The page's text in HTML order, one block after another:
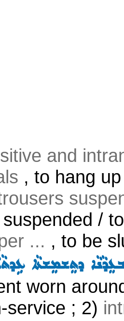
and
, to hang
suspended /
... , to be
ܕܬܸܫܡܸܫܬܵܐ
worn
service ; 2)